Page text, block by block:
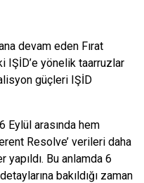
devam eden Fırat
IŞİD’e yönelik taarruzlar
güçleri IŞİD
Eylül arasında hem
Resolve’ verileri daha
yapıldı. Bu anlamda 6
bakıldığı zaman